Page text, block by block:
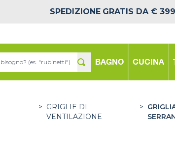
SPEDIZIONE GRATIS DA € 399
BAGNO CUCINA
> GRIGLIE DI
VENTILAZIONE
>